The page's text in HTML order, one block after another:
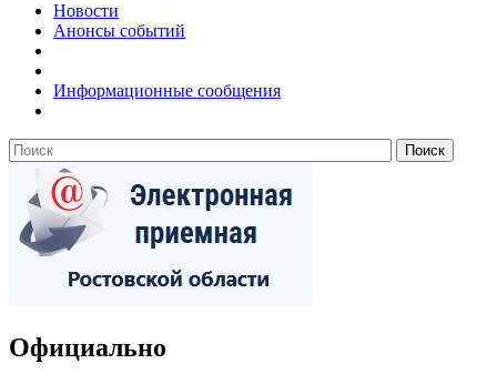
Новости
Анонсы событий
Информационные сообщения
Официально